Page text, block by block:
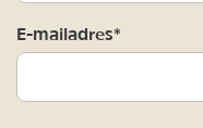
E-mailadres*